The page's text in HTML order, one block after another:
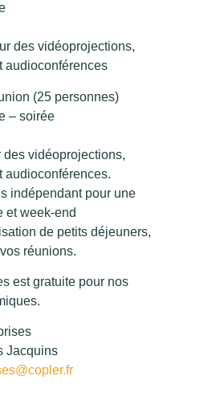
des vidéoprojections,
audioconférences
(25 personnes)
– soirée
vidéoprojections,
audioconférences.
indépendant pour une
et week-end
de petits déjeuners,
réunions.
est gratuite pour nos
Jacquins